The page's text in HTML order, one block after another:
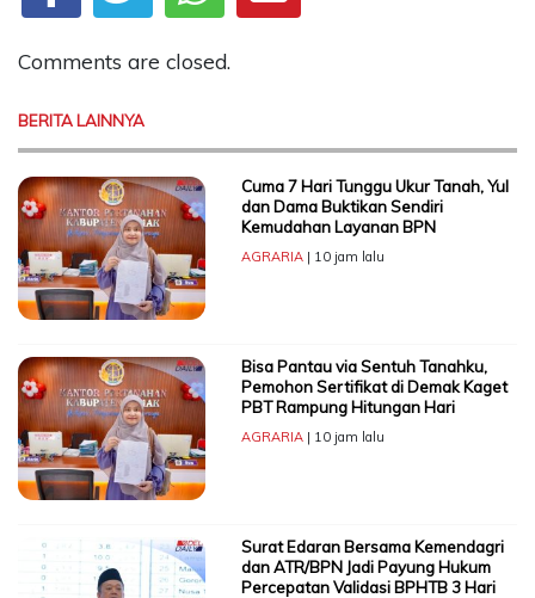
Comments are closed.
BERITA LAINNYA
Cuma 7 Hari Tunggu Ukur Tanah, Yul
dan Dama Buktikan Sendiri
Kemudahan Layanan BPN
AGRARIA| 10 jam lalu
Bisa Pantau via Sentuh Tanahku,
Pemohon Sertifikat di Demak Kaget
PBT Rampung Hitungan Hari
AGRARIA| 10 jam lalu
Surat Edaran Bersama Kemendagri
dan ATR/BPN Jadi Payung Hukum
Percepatan Validasi BPHTB 3 Hari